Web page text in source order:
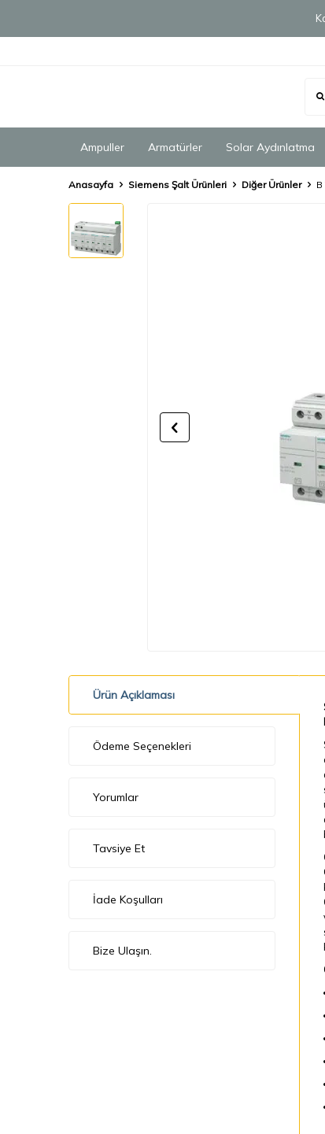
Ampuller Armatürler Solar Aydınlatma
Anasayfa Siemens Şalt Ürünleri Diğer Ürünler B
Ürün Açıklaması
Ödeme Seçenekleri
Yorumlar
Tavsiye Et
İade Koşulları
Bize Ulaşın.